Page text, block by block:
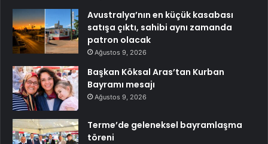
Avustralya’nın en küçük kasabası
satışa çıktı, sahibi aynı zamanda
patron olacak
Ağustos 9, 2026
Başkan Köksal Aras’tan Kurban
Bayramı mesajı
Ağustos 9, 2026
Terme’de geleneksel bayramlaşma
töreni